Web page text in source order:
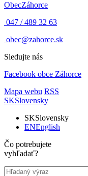
ObecZáhorce
047 / 489 32 63
obec@zahorce.sk
Sledujte nás
Facebook obce Záhorce
Mapa webu RSS
SKSlovensky
SKSlovensky
ENEnglish
Čo potrebujete
vyhľadať?